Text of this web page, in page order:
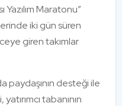
Maratonu”
iki gün süren
giren takımlar
paydaşının desteği ile
tabanının